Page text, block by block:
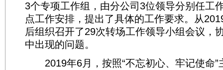
3个专项工作组，由分公司3位领导分别任工
点工作安排，提出了具体的工作要求。从
后组织召开了29次转场工作领导小组会议，
中出现的问题。
2019年6月，按照“不忘初心、牢记使命”